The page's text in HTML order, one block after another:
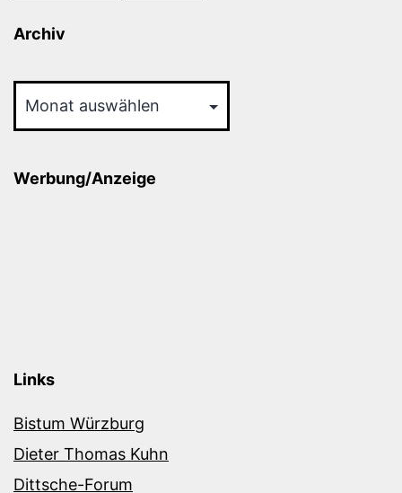
Archiv
Werbung/Anzeige
Links
Bistum Würzburg
Dieter Thomas Kuhn
Dittsche-Forum